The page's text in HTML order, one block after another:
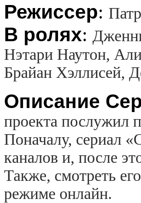
Режиссер:
В ролях:
Нэтари Наутон,
Брайан Хэллисей,
Описание
проекта послужил
Поначалу, сериал
каналов и, после
Также, смотреть
режиме онлайн.